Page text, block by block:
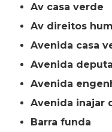
av casa verde
av direitos
avenida casa
avenida
avenida
avenida inajar
barra funda